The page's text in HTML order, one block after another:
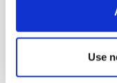
If you allow, we
Use
ottoajankohdat,
ja hoitoon
tai yksikön tarpeen